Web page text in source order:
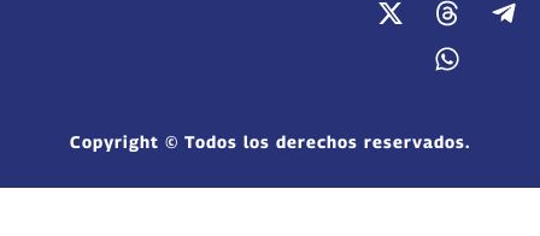
Copyright © Todos los derechos reservados.